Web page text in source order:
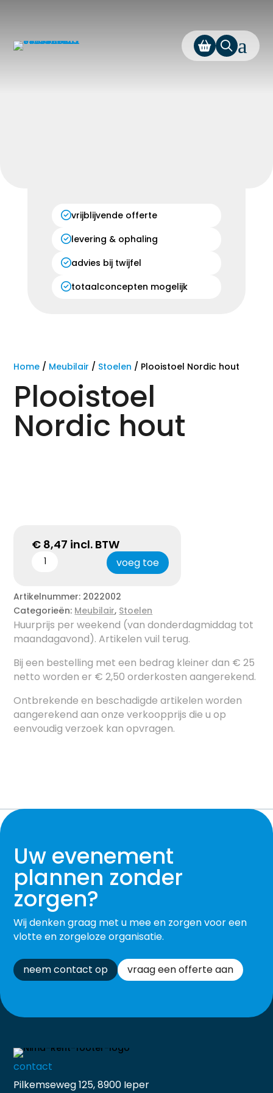
a
vrijblijvende offerte
levering & ophaling
advies bij twijfel
totaalconcepten mogelijk
Home / Meubilair / Stoelen / Plooistoel Nordic hout
Plooistoel
Nordic hout
€ 8,47 incl. BTW
voeg toe
Artikelnummer: 2022002
Categorieën: Meubilair, Stoelen
Huurprijs per weekend (van donderdagmiddag tot
maandagavond). Artikelen vuil terug.
Bij een bestelling met een bedrag kleiner dan € 25
netto worden er € 2,50 orderkosten aangerekend.
Ontbrekende en beschadigde artikelen worden
aangerekend aan onze verkoopprijs die u op
eenvoudig verzoek kan opvragen.
Uw evenement
plannen zonder
zorgen?
Wij denken graag met u mee en zorgen voor een
vlotte en zorgeloze organisatie.
neem contact op vraag een offerte aan
contact
Pilkemseweg 125, 8900 Ieper